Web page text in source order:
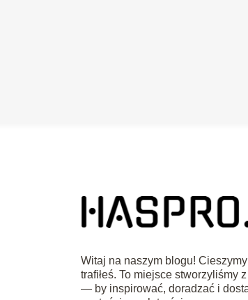
Witaj na naszym blogu!
trafiłeś. To miejsce stworzyliśmy
— by inspirować, doradzać i